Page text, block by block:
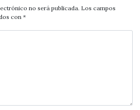
no será publicada. Los campos
con *